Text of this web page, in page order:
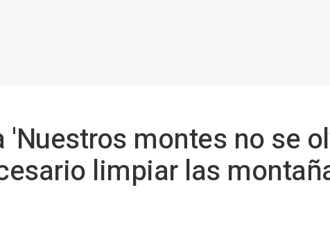
'Nuestros montes no se
limpiar las